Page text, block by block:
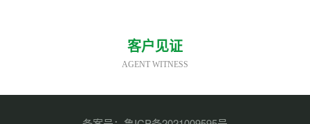
客户见证
AGENT WITNESS